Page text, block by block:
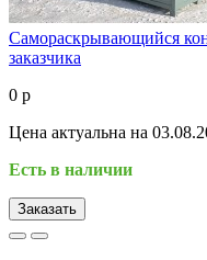
Самораскрывающийся
заказчика
0 р
Цена актуальна на
Есть в наличии
Заказать